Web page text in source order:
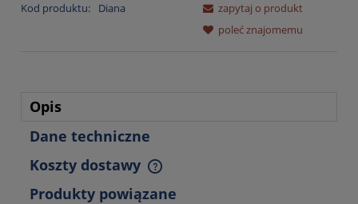
Kod produktu: Diana
zapytaj o produkt
poleć znajomemu
Opis
Dane techniczne
Koszty dostawy
Cena nie zawiera ewentualnych kosztów płatności
Produkty powiązane